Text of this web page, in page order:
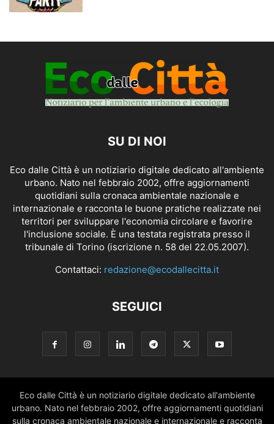
SU DI NOI
Eco dalle Città è un notiziario digitale dedicato all'ambiente
urbano. Nato nel febbraio 2002, offre aggiornamenti
quotidiani sulla cronaca ambientale nazionale e
internazionale e racconta le buone pratiche realizzate nei
territori per sviluppare l'economia circolare e favorire
l'inclusione sociale. È una testata registrata presso il
tribunale di Torino (iscrizione n. 58 del 22.05.2007).
Contattaci: redazione@ecodallecitta.it
SEGUICI
Eco dalle Città è un notiziario digitale dedicato all'ambiente
urbano. Nato nel febbraio 2002, offre aggiornamenti quotidiani
sulla cronaca ambientale nazionale e internazionale e racconta